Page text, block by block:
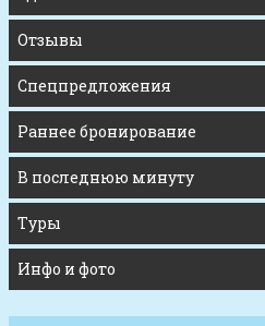
Отзывы
Спецпредложения
Раннее бронирование
В последнюю минуту
Туры
Инфо и фото